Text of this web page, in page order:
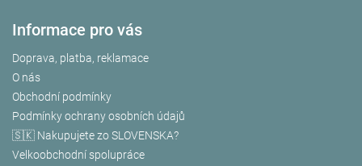
Informace pro vás
Doprava, platba, reklamace
O nás
Obchodní podmínky
Podmínky ochrany osobních údajů
🇸🇰 Nakupujete zo SLOVENSKA?
Velkoobchodní spolupráce